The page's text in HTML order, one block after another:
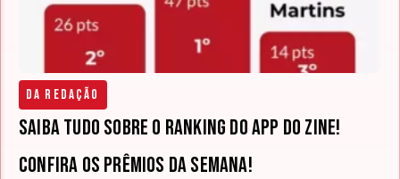
Da Redação
Saiba tudo sobre o ranking do app do Zine!
Confira os prêmios da semana!